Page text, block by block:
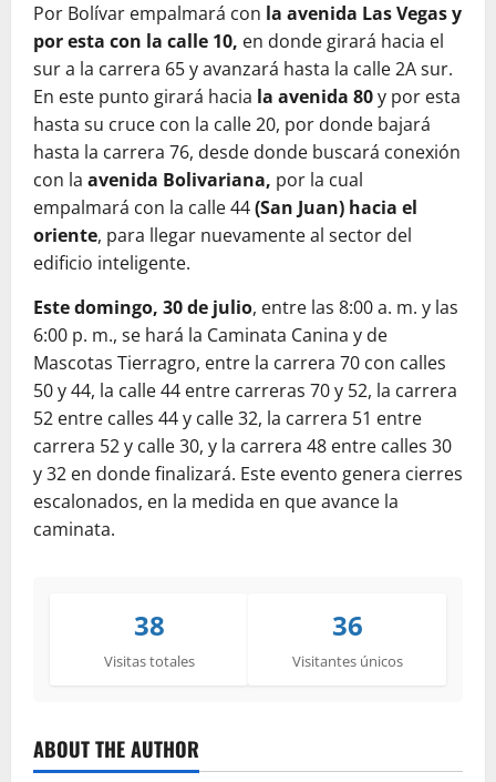
Por Bolívar empalmará con la avenida Las Vegas y
por esta con la calle 10, en donde girará hacia el
sur a la carrera 65 y avanzará hasta la calle 2A sur.
En este punto girará hacia la avenida 80y por esta
hasta su cruce con la calle 20, por donde bajará
hasta la carrera 76, desde donde buscará conexión
con la avenida Bolivariana, por la cual
empalmará con la calle 44(San Juan) hacia el
oriente, para llegar nuevamente al sector del
edificio inteligente.
Este domingo, 30 de julio, entre las 8:00 a. m. y las
6:00 p. m., se hará la Caminata Canina y de
Mascotas Tierragro, entre la carrera 70 con calles
50 y 44, la calle 44 entre carreras 70 y 52, la carrera
52 entre calles 44 y calle 32, la carrera 51 entre
carrera 52 y calle 30, y la carrera 48 entre calles 30
y 32 en donde finalizará. Este evento genera cierres
escalonados, en la medida en que avance la
caminata.
38
Visitas totales
36
Visitantes únicos
ABOUT THE AUTHOR